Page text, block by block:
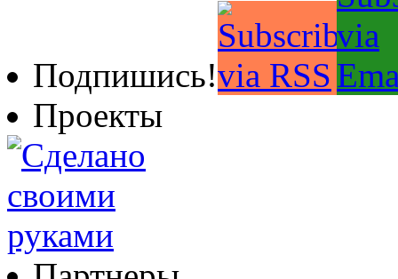
Подпишись!
Проекты